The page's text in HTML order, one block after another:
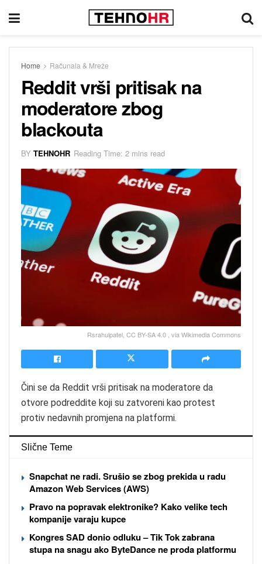
Home Računala & Mreže
Reddit vrši pritisak na
moderatore zbog
blackouta
BY TEHNOHR Reading Time: 2 mins read
Rsrahulpatel, CC BY-SA 4.0 , via Wikimedia Commons
Čini se da Reddit vrši pritisak na moderatore da
otvore podreddite koji su zatvoreni kao protest
protiv nedavnih promjena na platformi.
Slične Teme
Snapchat ne radi. Srušio se zbog prekida u radu
Amazon Web Services (AWS)
Pravo na popravak elektronike? Kako velike tech
kompanije varaju kupce
Kongres SAD donio odluku – Tik Tok zabrana
stupa na snagu ako ByteDance ne proda platformu